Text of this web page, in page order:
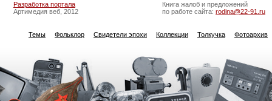
Разработка портала
Артимедия веб, 2012
Книга жалоб и предложений
по работе сайта: rodina@22-91.ru
Темы Фольклор Свидетели эпохи Коллекции Толкучка Фотоархив